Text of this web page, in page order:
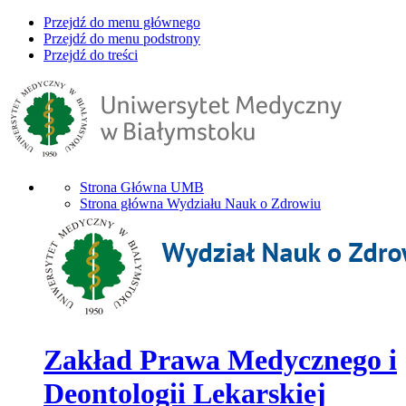
Przejdź do menu głównego
Przejdź do menu podstrony
Przejdź do treści
Strona Główna UMB
Strona główna Wydziału Nauk o Zdrowiu
Zakład Prawa Medycznego i
Deontologii Lekarskiej